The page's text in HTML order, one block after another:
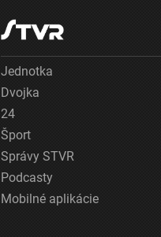
Jednotka
Dvojka
24
Šport
Správy STVR
Podcasty
Mobilné aplikácie